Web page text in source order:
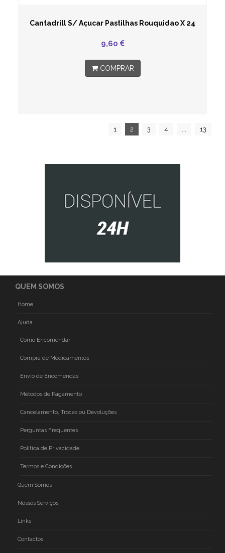
Cantadrill S/ Açucar Pastilhas Rouquidao X 24
9,60
COMPRAR
1 2 3 4 13
QUEM SOMOS
Home
Ajuda
Como Encomendar
Compra de Medicamentos
Envio de Encomendas
Métodos de Pagamento
Cancelamento, Trocas ou Devoluções
Perguntas Frequentes
Politica de Privacidade
Termos e Condições
Quem Somos
Nossos Serviços
Links
Contactos